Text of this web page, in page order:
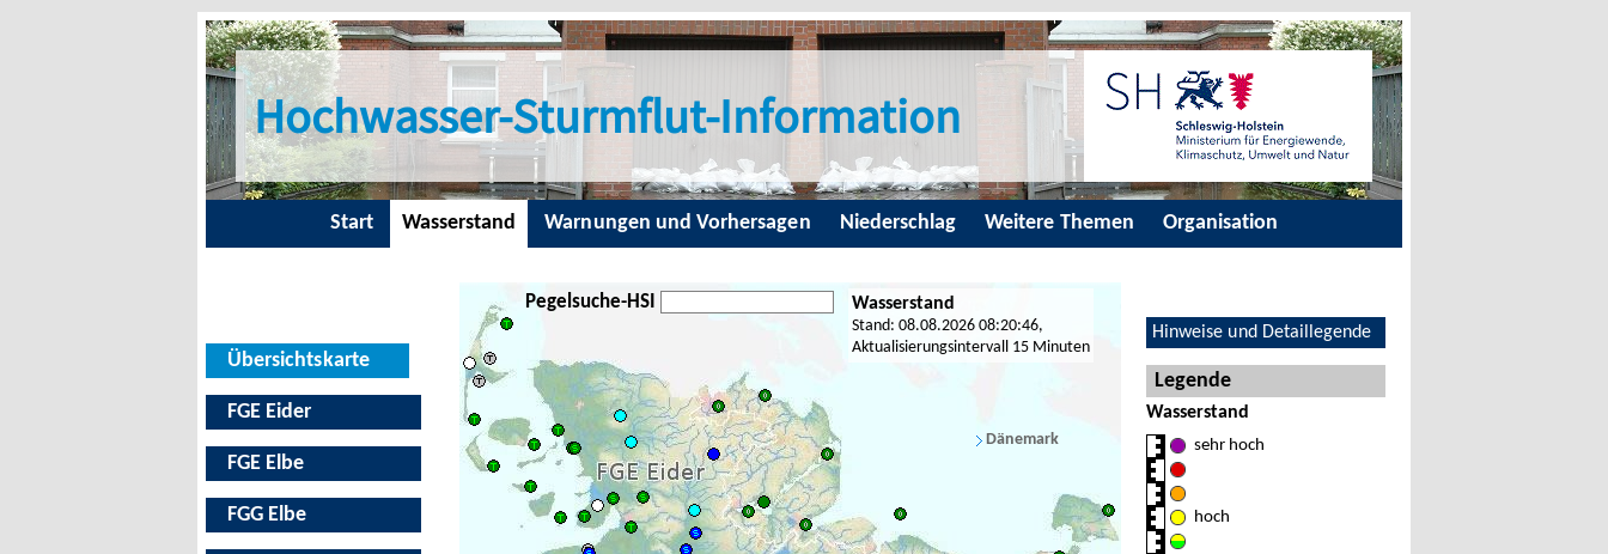
Hochwasser-Sturmflut-Information
Start Wasserstand Warnungen und Vorhersagen Niederschlag Weitere Themen Organisation
Übersichtskarte
FGE Eider
FGE Elbe
FGG Elbe
Pegelsuche-HSI Wasserstand
Stand: 08.08.2026 08:20:46,
Aktualisierungsintervall 15 Minuten
Dänemark
Hinweise und Detaillegende
Legende
Wasserstand
sehr hoch
hoch